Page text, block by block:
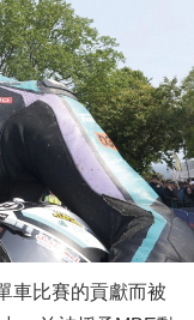
車比賽的貢獻而被